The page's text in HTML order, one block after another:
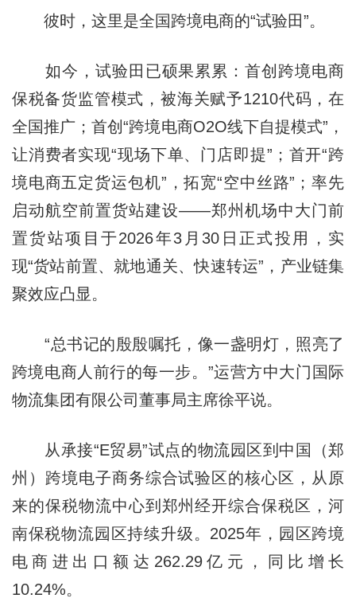
彼时，这里是全国跨境电商的“试验田”。
如今，试验田已硕果累累：首创跨境电商
保税备货监管模式，被海关赋予1210代码，在
全国推广；首创“跨境电商O2O线下自提模式”，
让消费者实现“现场下单、门店即提”；首开“跨
境电商五定货运包机”，拓宽“空中丝路”；率先
启动航空前置货站建设——郑州机场中大门前
置货站项目于2026年3月30日正式投用，实
现“货站前置、就地通关、快速转运”，产业链集
聚效应凸显。
“总书记的殷殷嘱托，像一盏明灯，照亮了
跨境电商人前行的每一步。”运营方中大门国际
物流集团有限公司董事局主席徐平说。
从承接“E贸易”试点的物流园区到中国（郑
州）跨境电子商务综合试验区的核心区，从原
来的保税物流中心到郑州经开综合保税区，河
南保税物流园区持续升级。2025年，园区跨境
电商进出口额达262.29亿元，同比增长
10.24%。